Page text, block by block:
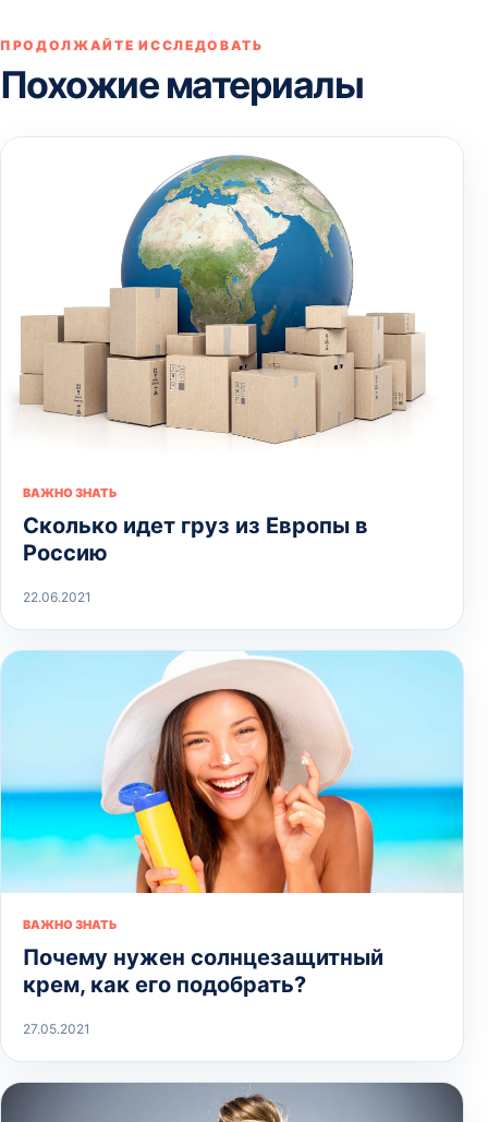
ПРОДОЛЖАЙТЕ ИССЛЕДОВАТЬ
Похожие материалы
ВАЖНО ЗНАТЬ
Сколько идет груз из Европы в
Россию
22.06.2021
ВАЖНО ЗНАТЬ
Почему нужен солнцезащитный
крем, как его подобрать?
27.05.2021